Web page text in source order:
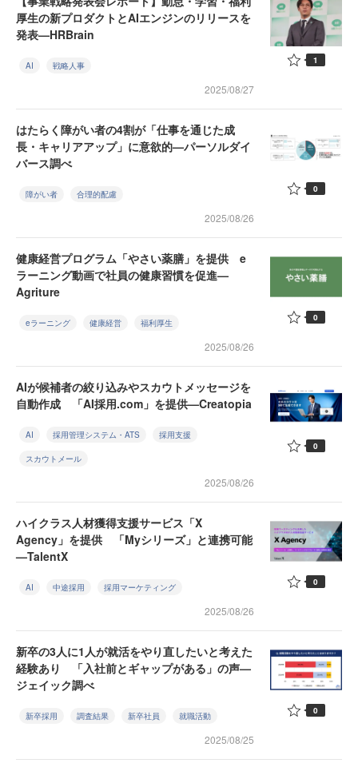
厚生の新プロダクトとAIエンジンのリリースを
発表—HRBrain
AI 戦略人事
2025/08/27
1
はたらく障がい者の4割が「仕事を通じた成
長・キャリアアップ」に意欲的—パーソルダイ
バース調べ
障がい者 合理的配慮
2025/08/26
0
健康経営プログラム「やさい薬膳」を提供 e
ラーニング動画で社員の健康習慣を促進—
Agriture
eラーニング 健康経営 福利厚生
2025/08/26
0
AIが候補者の絞り込みやスカウトメッセージを
自動作成 「AI採用.com」を提供—Creatopia
AI 採用管理システム・ATS 採用支援
スカウトメール
2025/08/26
0
ハイクラス人材獲得支援サービス「X
Agency」を提供 「Myシリーズ」と連携可能
—TalentX
AI 中途採用 採用マーケティング
2025/08/26
0
新卒の3人に1人が就活をやり直したいと考えた
経験あり 「入社前とギャップがある」の声—
ジェイック調べ
新卒採用 調査結果 新卒社員 就職活動
2025/08/25
0